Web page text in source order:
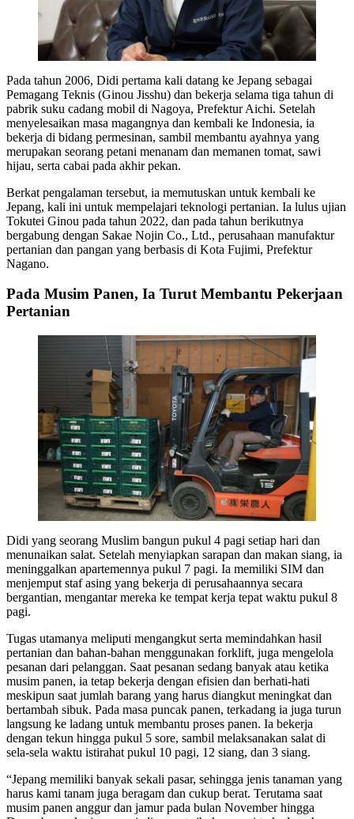
Pada tahun 2006, Didi pertama kali datang ke Jepang sebagai
Pemagang Teknis (Ginou Jisshu) dan bekerja selama tiga tahun di
pabrik suku cadang mobil di Nagoya, Prefektur Aichi. Setelah
menyelesaikan masa magangnya dan kembali ke Indonesia, ia
bekerja di bidang permesinan, sambil membantu ayahnya yang
merupakan seorang petani menanam dan memanen tomat, sawi
hijau, serta cabai pada akhir pekan.
Berkat pengalaman tersebut, ia memutuskan untuk kembali ke
Jepang, kali ini untuk mempelajari teknologi pertanian. Ia lulus ujian
Tokutei Ginou pada tahun 2022, dan pada tahun berikutnya
bergabung dengan Sakae Nojin Co., Ltd., perusahaan manufaktur
pertanian dan pangan yang berbasis di Kota Fujimi, Prefektur
Nagano.
Pada Musim Panen, Ia Turut Membantu Pekerjaan
Pertanian
Didi yang seorang Muslim bangun pukul 4 pagi setiap hari dan
menunaikan salat. Setelah menyiapkan sarapan dan makan siang, ia
meninggalkan apartemennya pukul 7 pagi. Ia memiliki SIM dan
menjemput staf asing yang bekerja di perusahaannya secara
bergantian, mengantar mereka ke tempat kerja tepat waktu pukul 8
pagi.
Tugas utamanya meliputi mengangkut serta memindahkan hasil
pertanian dan bahan-bahan menggunakan forklift, juga mengelola
pesanan dari pelanggan. Saat pesanan sedang banyak atau ketika
musim panen, ia tetap bekerja dengan efisien dan berhati-hati
meskipun saat jumlah barang yang harus diangkut meningkat dan
bertambah sibuk. Pada masa puncak panen, terkadang ia juga turun
langsung ke ladang untuk membantu proses panen. Ia bekerja
dengan tekun hingga pukul 5 sore, sambil melaksanakan salat di
sela-sela waktu istirahat pukul 10 pagi, 12 siang, dan 3 siang.
“Jepang memiliki banyak sekali pasar, sehingga jenis tanaman yang
harus kami tanam juga beragam dan cukup berat. Terutama saat
musim panen anggur dan jamur pada bulan November hingga